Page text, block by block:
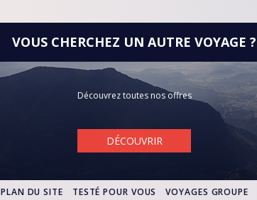
VOUS CHERCHEZ UN AUTRE VOYAGE ?
Découvrez toutes nos offres
DÉCOUVRIR
PLAN DU SITE TESTÉ POUR VOUS VOYAGES GROUPE